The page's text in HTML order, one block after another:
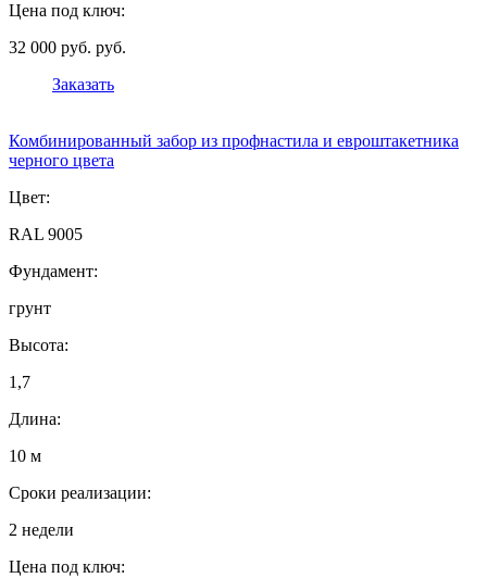
Цена под ключ:
32 000 руб. руб.
Заказать
Комбинированный забор из профнастила и евроштакетника
черного цвета
Цвет:
RAL 9005
Фундамент:
грунт
Высота:
1,7
Длина:
10 м
Сроки реализации:
2 недели
Цена под ключ: